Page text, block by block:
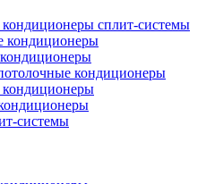
сплит-системы
кондиционеры
кондиционеры
системы